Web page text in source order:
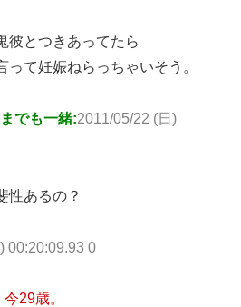
彼とつきあってたら
って妊娠ねらっちゃいそう。
でも一緒:2011/05/22 (日)
性あるの？
00:20:09.93 0
29歳。